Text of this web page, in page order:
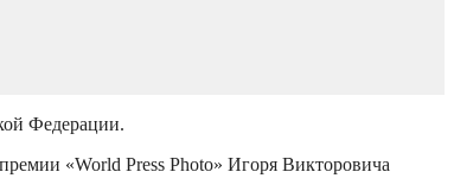
Федерации.
«World Press Photo» Игоря Викторовича